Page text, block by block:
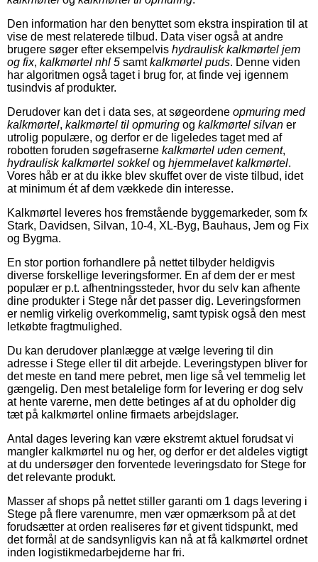
Den information har den benyttet som ekstra inspiration til at
vise de mest relaterede tilbud. Data viser også at andre
brugere søger efter eksempelvis hydraulisk kalkmørtel jem
og fix, kalkmørtel nhl 5 samtkalkmørtel puds. Denne viden
har algoritmen også taget i brug for, at finde vej igennem
tusindvis af produkter.
Derudover kan det i data ses, at søgeordene opmuring med
kalkmørtel, kalkmørtel til opmuring og kalkmørtel silvan er
utrolig populære, og derfor er de ligeledes taget med af
robotten foruden søgefraserne kalkmørtel uden cement,
hydraulisk kalkmørtel sokkel og hjemmelavet kalkmørtel.
Vores håb er at du ikke blev skuffet over de viste tilbud, idet
at minimum ét af dem vækkede din interesse.
Kalkmørtel leveres hos fremstående byggemarkeder, som fx
Stark, Davidsen, Silvan, 10-4, XL-Byg, Bauhaus, Jem og Fix
og Bygma.
En stor portion forhandlere på nettet tilbyder heldigvis
diverse forskellige leveringsformer. En af dem der er mest
populær er p.t. afhentningssteder, hvor du selv kan afhente
dine produkter i Stege når det passer dig. Leveringsformen
er nemlig virkelig overkommelig, samt typisk også den mest
letkøbte fragtmulighed.
Du kan derudover planlægge at vælge levering til din
adresse i Stege eller til dit arbejde. Leveringstypen bliver for
det meste en tand mere pebret, men lige så vel temmelig let
gængelig. Den mest betalelige form for levering er dog selv
at hente varerne, men dette betinges af at du opholder dig
tæt på kalkmørtel online firmaets arbejdslager.
Antal dages levering kan være ekstremt aktuel forudsat vi
mangler kalkmørtel nu og her, og derfor er det aldeles vigtigt
at du undersøger den forventede leveringsdato for Stege for
det relevante produkt.
Masser af shops på nettet stiller garanti om 1 dags levering i
Stege på flere varenumre, men vær opmærksom på at det
forudsætter at orden realiseres før et givent tidspunkt, med
det formål at de sandsynligvis kan nå at få kalkmørtel ordnet
inden logistikmedarbejderne har fri.